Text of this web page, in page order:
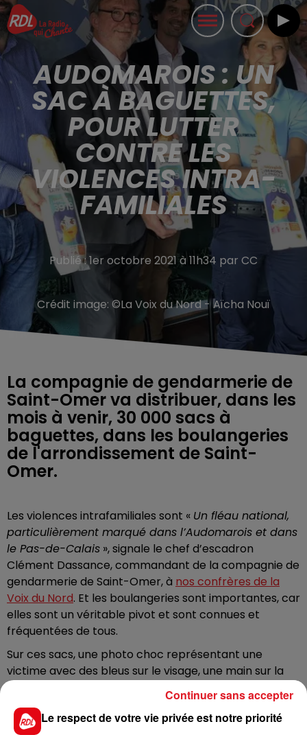
AUDOMAROIS : UN
SAC À BAGUETTES,
POUR LUTTER
CONTRE LES
VIOLENCES INTRA-
FAMILIALES
Publié : 1er octobre 2021 à 11h34 par CC
Crédit image: ©La Voix du Nord - Aïcha Nouï
La compagnie de gendarmerie de
Saint-Omer va distribuer, dans les
mois à venir, 30 000 sacs à
baguettes, dans les boulangeries
de l'arrondissement de Saint-
Omer.
Les violences intrafamiliales sont « Un fléau national,
particulièrement marqué dans l’Audomarois et dans
le Pas-de-Calais », signale le chef d’escadron
Clément Dassance, commandant de la compagnie de
gendarmerie de Saint-Omer, à nos confrères de la
Voix du Nord. Et les boulangeries sont importantes, car
elles sont un véritable pivot et sont connues et
fréquentées de tous.
Sur ces sacs, une photo choc représentant une
victime avec des bleus sur le visage, une main sur la
bouche, avec ce message « Libérons la parole,
appelez le 39 19 ». l'objectif de cette campagne est de
libérer la parole.
Le respect de votre vie privée est notre priorité
Continuer sans accepter